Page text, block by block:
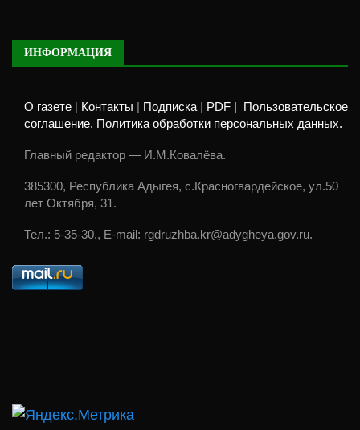
ИНФОРМАЦИЯ
О газете | Контакты | Подписка | PDF | Пользовательское
соглашение. Политика обработки персональных данных.
Главный редактор — И.М.Ковалёва.
385300, Республика Адыгея, с.Красногвардейское, ул.50
лет Октября, 31.
Тел.: 5-35-30., E-mail: rgdruzhba.kr@adygheya.gov.ru.